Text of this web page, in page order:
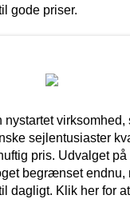
gode priser.
nystartet virksomhed,
sejlentusiaster
pris. Udvalget på
begrænset endnu,
dagligt. Klik her for